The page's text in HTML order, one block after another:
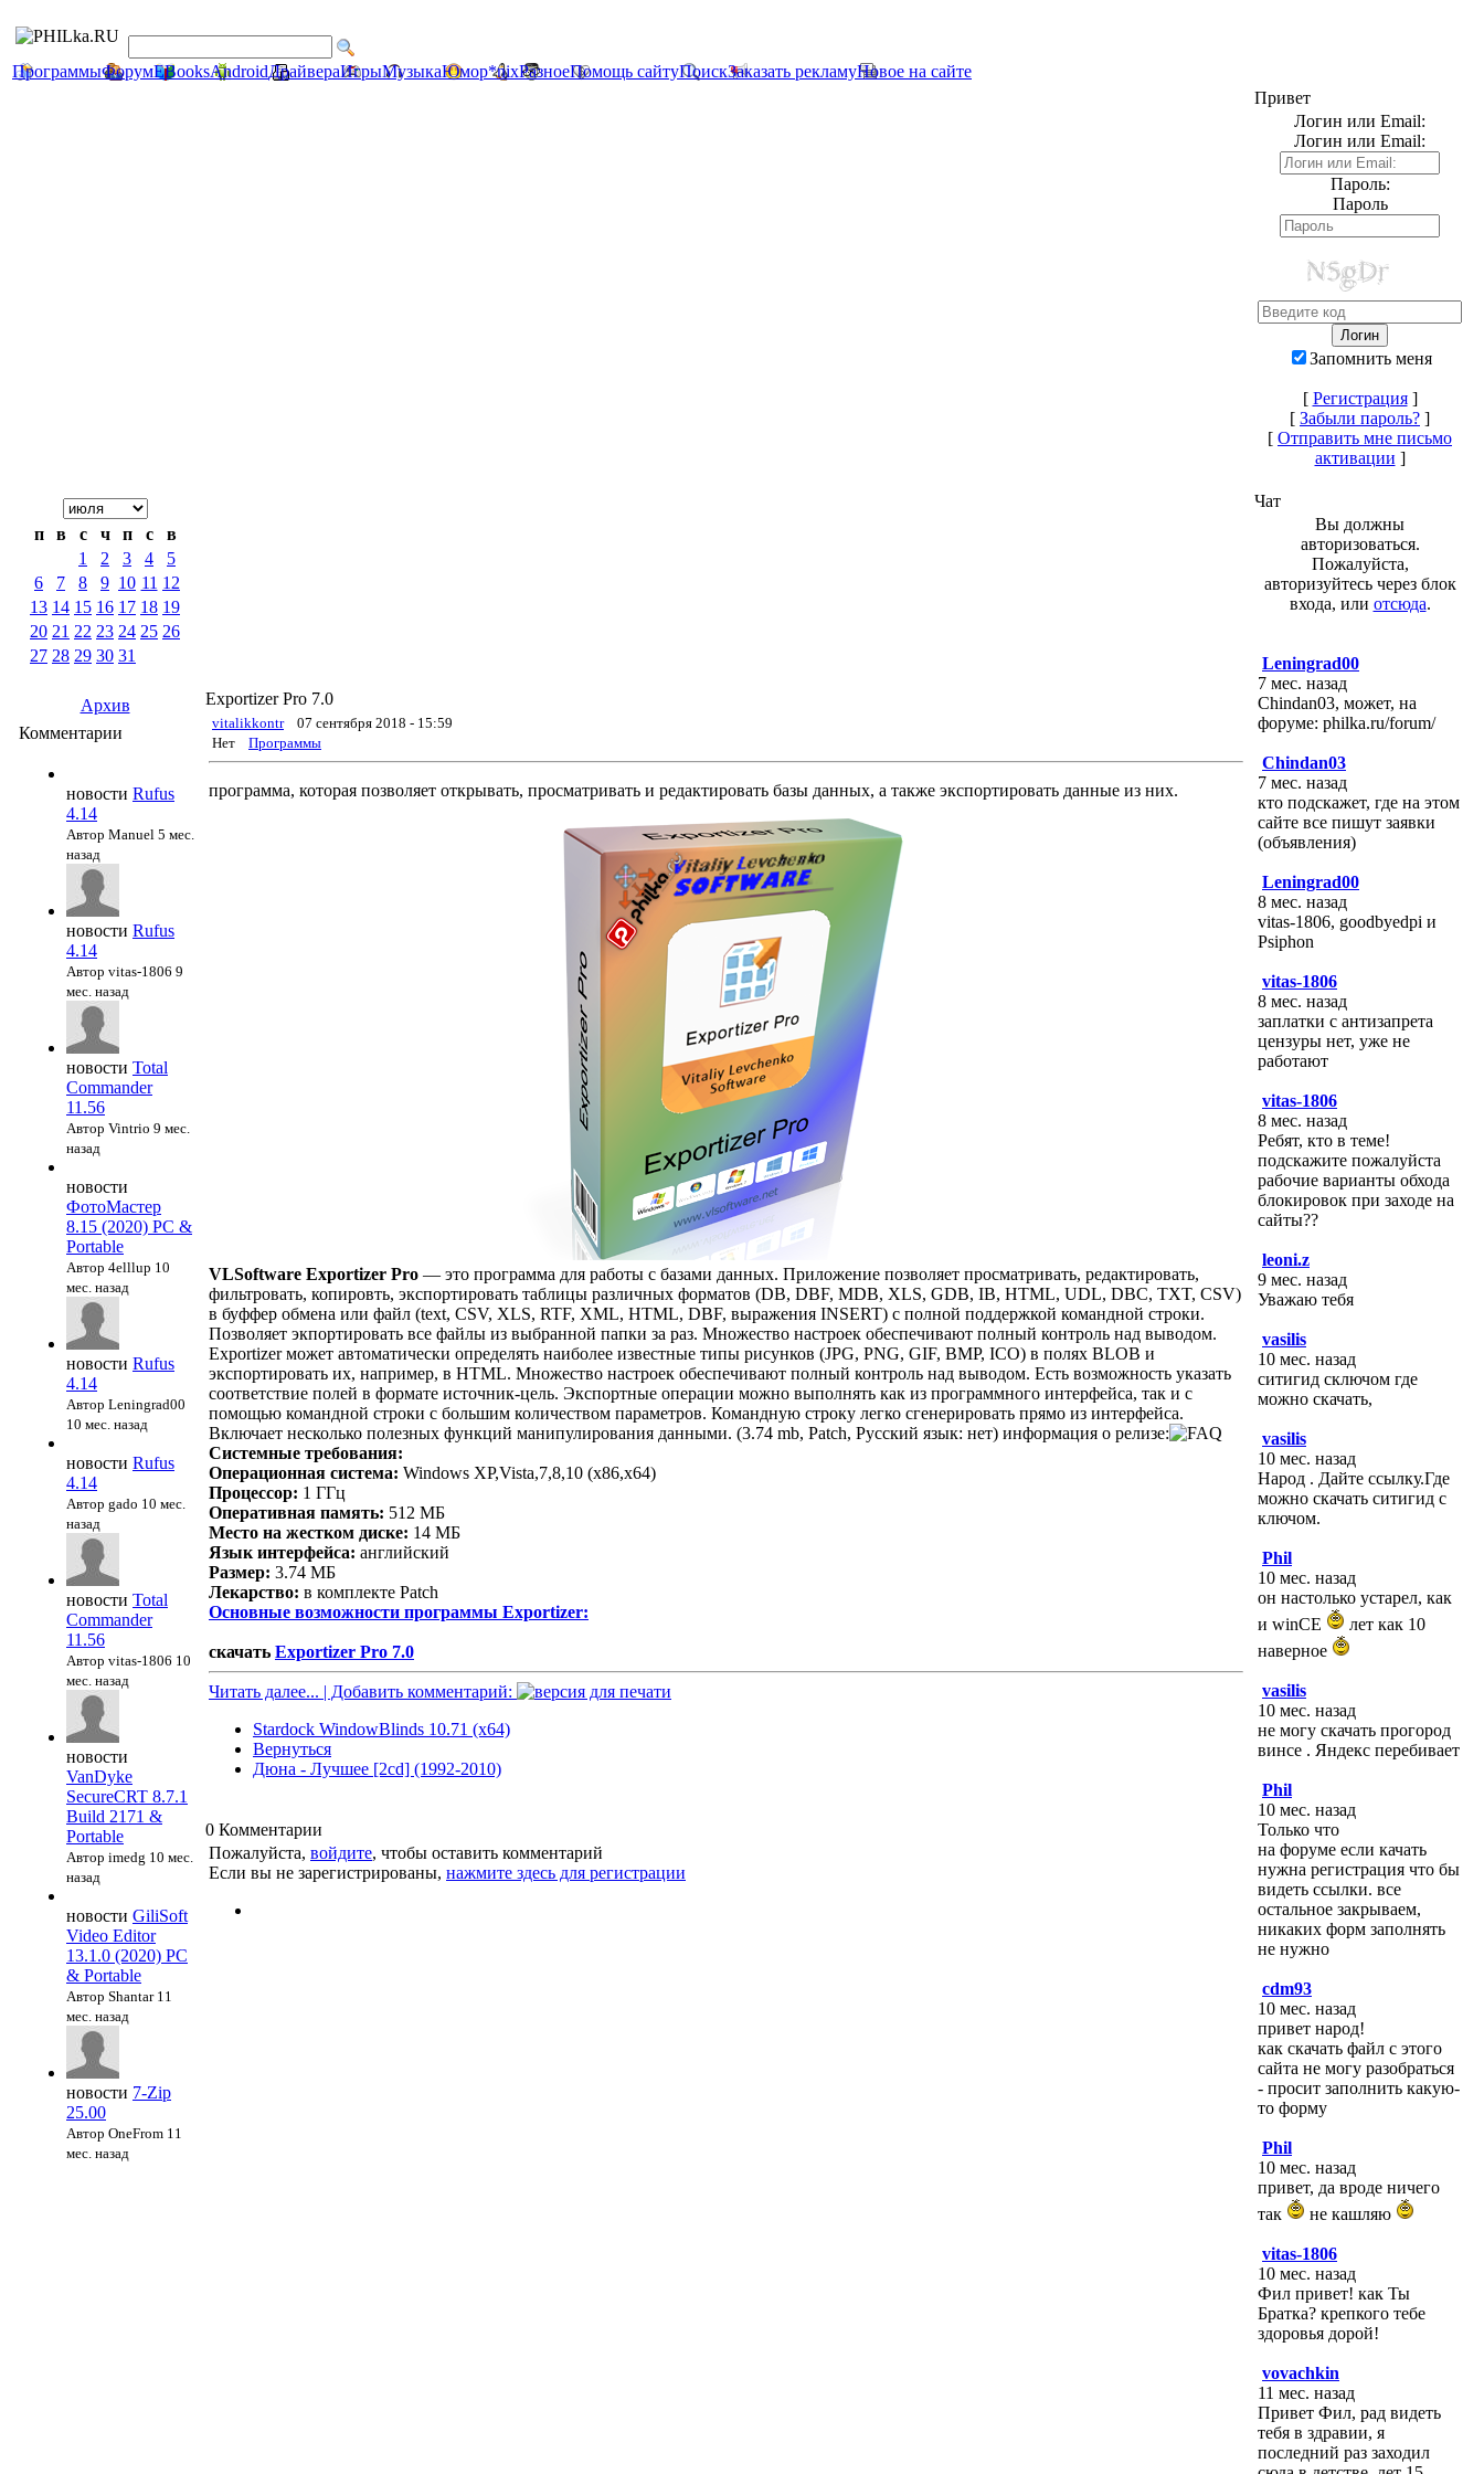
ПрограммыФорумEBooksAndroidДрайвераИгрыМузыкаЮмор*nixРазноеПомощь сайтуПоискЗаказать рекламуНовое на сайте
п в с ч п с
в
1
2 3 4
5
6
7 8 9 10 11 12
13 14 15 16 17 18 19
20 21 22 23 24 25 26
27 28 29 30 31
Архив
Комментарии
новости Rufus
4.14
Автор Manuel 5 мес.
назад
новости Rufus
4.14
Автор vitas-1806 9
мес. назад
новости Total
Commander
11.56
Автор Vintrio 9 мес.
назад
новости
ФотоМастер
8.15 (2020) PC &
Portable
Автор 4elllup 10
мес. назад
новости Rufus
4.14
Автор Leningrad00
10 мес. назад
новости Rufus
4.14
Автор gado 10 мес.
назад
новости Total
Commander
11.56
Автор vitas-1806 10
мес. назад
новости
VanDyke
SecureCRT 8.7.1
Build 2171 &
Portable
Автор imedg 10 мес.
назад
новости GiliSoft
Video Editor
13.1.0 (2020) PC
& Portable
Автор Shantar 11
мес. назад
новости 7-Zip
25.00
Автор OneFrom 11
мес. назад
Exportizer Pro 7.0
vitalikkontr
07 сентября 2018 - 15:59
Нет
Программы
программа, которая позволяет открывать, просматривать и редактировать базы данных, а также экспортировать данные из них.
VLSoftware Exportizer Pro — это программа для работы с базами данных. Приложение позволяет просматривать, редактировать,
фильтровать, копировть, экспортировать таблицы различных форматов (DB, DBF, MDB, XLS, GDB, IB, HTML, UDL, DBC, TXT, CSV)
в буффер обмена или файл (text, CSV, XLS, RTF, XML, HTML, DBF, выражения INSERT) с полной поддержкой командной строки.
Позволяет экпортировать все файлы из выбранной папки за раз. Множество настроек обеспечивают полный контроль над выводом.
Exportizer может автоматически определять наиболее известные типы рисунков (JPG, PNG, GIF, BMP, ICO) в полях BLOB и
экспортировать их, например, в HTML. Множество настроек обеспечивают полный контроль над выводом. Есть возможность указать
соответствие полей в формате источник-цель. Экспортные операции можно выполнять как из программного интерфейса, так и с
помощью командной строки с большим количеством параметров. Командную строку легко сгенерировать прямо из интерфейса.
Включает несколько полезных функций манипулирования данными. (3.74 mb, Patch, Русский язык: нет) информация о релизе:
Системные требования:
Операционная система: Windows XP,Vista,7,8,10 (x86,x64)
Процессор: 1 ГГц
Оперативная память: 512 МБ
Место на жестком диске: 14 МБ
Язык интерфейса: английский
Размер: 3.74 МБ
Лекарство: в комплекте Patch
Основные возможности программы Exportizer:
скачать Exportizer Pro 7.0
Читать далее... | Добавить комментарий:
Stardock WindowBlinds 10.71 (x64)
Вернуться
Дюна - Лучшее [2cd] (1992-2010)
0 Комментарии
Пожалуйста, войдите, чтобы оставить комментарий
Если вы не зарегистрированы, нажмите здесь для регистрации
Привет
Логин или Email:
Логин или Email:
Пароль:
Пароль
Запомнить меня
[ Регистрация]
[ Забыли пароль? ]
[ Отправить мне письмо
активации ]
Чат
Вы должны
авторизоваться.
Пожалуйста,
авторизуйтесь через блок
входа, или отсюда.
Leningrad00
7 мес. назад
Chindan03, может, на
форуме: philka.ru/forum/
Chindan03
7 мес. назад
кто подскажет, где на этом
сайте все пишут заявки
(объявления)
Leningrad00
8 мес. назад
vitas-1806, goodbyedpi и
Psiphon
vitas-1806
8 мес. назад
заплатки с антизапрета
цензуры нет, уже не
работают
vitas-1806
8 мес. назад
Ребят, кто в теме!
подскажите пожалуйста
рабочие варианты обхода
блокировок при заходе на
сайты??
leoni.z
9 мес. назад
Уважаю тебя
vasilis
10 мес. назад
ситигид сключом где
можно скачать,
vasilis
10 мес. назад
Народ . Дайте ссылку.Где
можно скачать ситигид с
ключом.
Phil
10 мес. назад
он настолько устарел, как
и winCE
лет как 10
наверное
vasilis
10 мес. назад
не могу скачать прогород
винсе . Яндекс перебивает
Phil
10 мес. назад
Только что
на форуме если качать
нужна регистрация что бы
видеть ссылки. все
остальное закрываем,
никаких форм заполнять
не нужно
cdm93
10 мес. назад
привет народ!
как скачать файл с этого
сайта не могу разобраться
- просит заполнить какую-
то форму
Phil
10 мес. назад
привет, да вроде ничего
так
не кашляю
vitas-1806
10 мес. назад
Фил привет! как Ты
Братка? крепкого тебе
здоровья дорой!
vovachkin
11 мес. назад
Привет Фил, рад видеть
тебя в здравии, я
последний раз заходил